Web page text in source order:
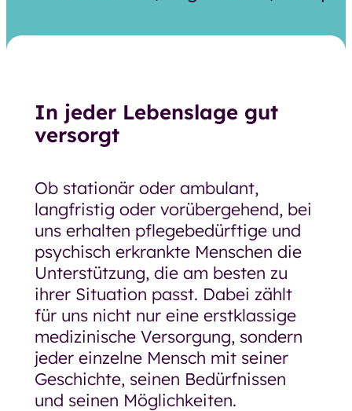
Arbeiten bei der GSW
Arbeiten bei der GSW
Stellenangebote
Bewerbung
Ausbildung und Umschulung
Praktikum, Ferienjob, BFD und FSJ
Ehrenamt
In jeder Lebenslage gut
versorgt
Ob stationär oder ambulant,
langfristig oder vorübergehend, bei
uns erhalten pflegebedürftige und
psychisch erkrankte Menschen die
Unterstützung, die am besten zu
ihrer Situation passt. Dabei zählt
für uns nicht nur eine erstklassige
medizinische Versorgung, sondern
jeder einzelne Mensch mit seiner
Geschichte, seinen Bedürfnissen
und seinen Möglichkeiten.